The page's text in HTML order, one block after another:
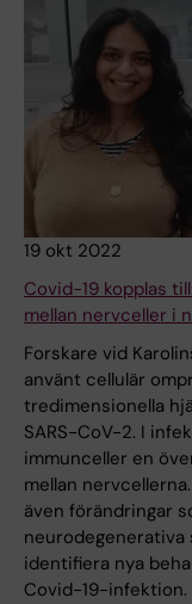
19 okt 2022
Covid-19 kopplas
mellan nervceller i
Forskare vid
använt cellulär
tredimensionella
SARS-CoV-2. I
immunceller en
mellan
även förändringar
neurodegenerativa
identifiera nya
Covid-19-infektion.